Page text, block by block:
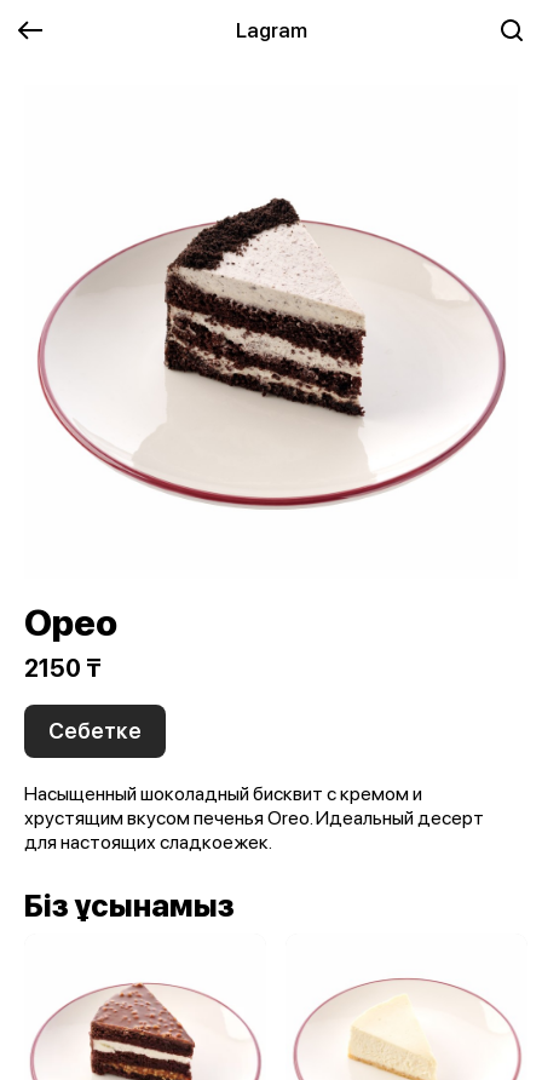
Lagram
Орео
2150 ₸
Себетке
Насыщенный шоколадный бисквит с кремом и
хрустящим вкусом печенья Oreo. Идеальный десерт
для настоящих сладкоежек.
Біз ұсынамыз